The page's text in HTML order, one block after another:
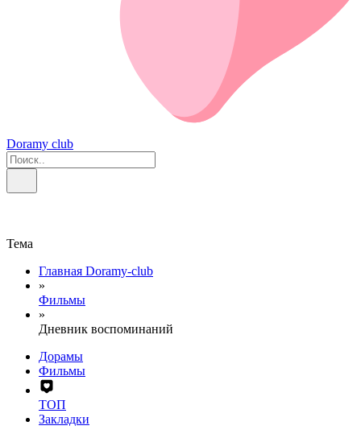
Doramy club
Тема
Главная Doramy-club
»
Фильмы
»
Дневник воспоминаний
Дорамы
Фильмы
ТОП
Закладки